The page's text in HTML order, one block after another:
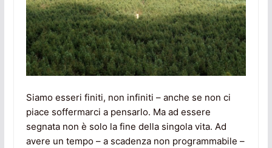
Siamo esseri finiti, non infiniti – anche se non ci
piace soffermarci a pensarlo. Ma ad essere
segnata non è solo la fine della singola vita. Ad
avere un tempo – a scadenza non programmabile –